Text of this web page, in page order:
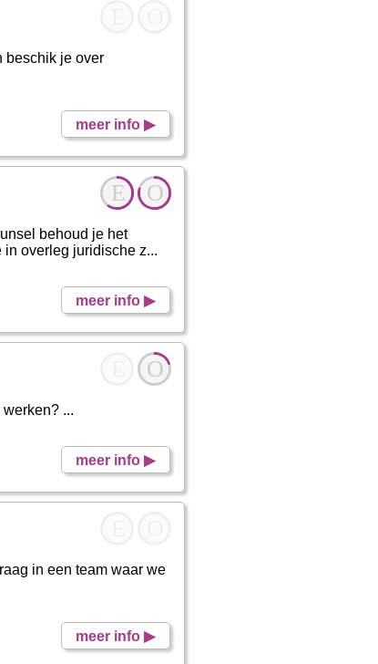
beschik je over
meer info ▶
O
E
behoud je het
overleg juridische z...
meer info ▶
O
...
meer info ▶
in een team waar we
meer info ▶